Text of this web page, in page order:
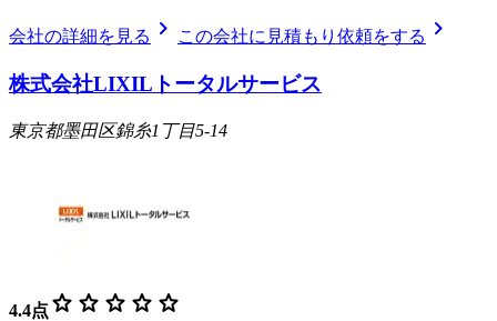
会社の詳細を見る chevron_right この会社に見積もり依頼をする chevron_right
株式会社LIXILトータルサービス
東京都墨田区錦糸1丁目5-14
4.4点 star star star star star